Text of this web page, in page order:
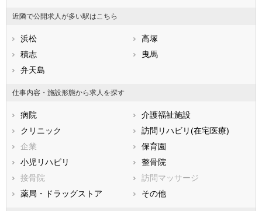
石川県
福井県
静岡県
滋賀県
兵庫県
香川県
高知県
福岡県
長崎県
熊本県
鹿児島県
近隣で公開求人が多い駅はこちら
浜松
高塚
積志
曳馬
弁天島
仕事内容・施設形態から求人を探す
病院
介護福祉施設
クリニック
訪問リハビリ(在宅医療)
企業
保育園
小児リハビリ
整骨院
接骨院
訪問マッサージ
薬局・ドラッグストア
その他